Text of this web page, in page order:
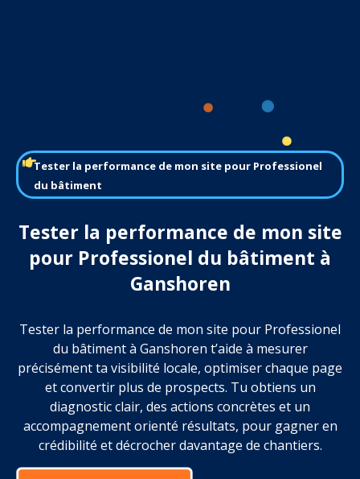
Tester la performance de mon site pour Professionel
du bâtiment
Tester la performance de mon site
pour Professionel du bâtiment à
Ganshoren
Tester la performance de mon site pour Professionel
du bâtiment à Ganshoren t’aide à mesurer
précisément ta visibilité locale, optimiser chaque page
et convertir plus de prospects. Tu obtiens un
diagnostic clair, des actions concrètes et un
accompagnement orienté résultats, pour gagner en
crédibilité et décrocher davantage de chantiers.